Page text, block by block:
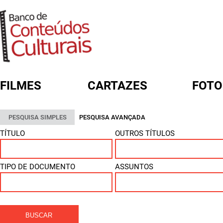
FILMES CARTAZES
PESQUISA SIMPLES PESQUISA AVANÇADA
TÍTULO OUTROS TÍTULOS
TIPO DE DOCUMENTO ASSUNTOS
FORMULÁRIO DE BUSCA